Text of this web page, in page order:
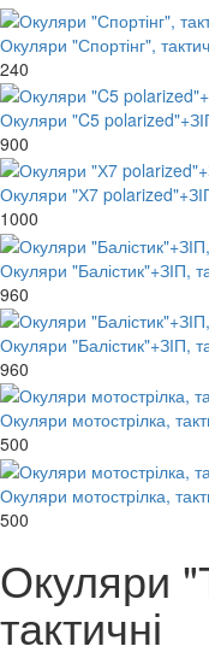
Окуляри "Спортінг",
240
Окуляри "C5
900
Окуляри "Х7
1000
Окуляри "Балістик"+ЗІП,
960
Окуляри "Балістик"+ЗІП,
960
Окуляри мотострілка,
500
Окуляри мотострілка,
500
Окуляри
тактичні